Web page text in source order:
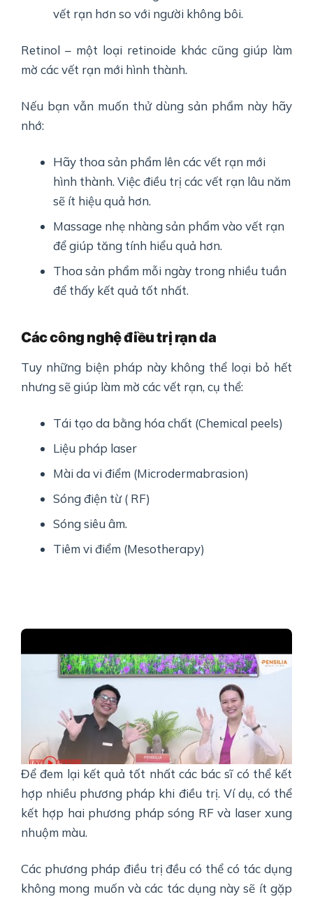
vết rạn hơn so với người không bôi.
Retinol – một loại retinoide khác cũng giúp làm
mờ các vết rạn mới hình thành.
Nếu bạn vẫn muốn thử dùng sản phẩm này hãy
nhớ:
Hãy thoa sản phẩm lên các vết rạn mới
hình thành. Việc điều trị các vết rạn lâu năm
sẽ ít hiệu quả hơn.
Massage nhẹ nhàng sản phẩm vào vết rạn
để giúp tăng tính hiểu quả hơn.
Thoa sản phẩm mỗi ngày trong nhiều tuần
để thấy kết quả tốt nhất.
Các công nghệ điều trị rạn da
Tuy những biện pháp này không thể loại bỏ hết
nhưng sẽ giúp làm mờ các vết rạn, cụ thể:
Tái tạo da bằng hóa chất (Chemical peels)
Liệu pháp laser
Mài da vi điểm (Microdermabrasion)
Sóng điện từ ( RF)
Sóng siêu âm.
Tiêm vi điểm (Mesotherapy)
Để đem lại kết quả tốt nhất các bác sĩ có thể kết
hợp nhiều phương pháp khi điều trị. Ví dụ, có thể
kết hợp hai phương pháp sóng RF và laser xung
nhuộm màu.
Các phương pháp điều trị đều có thể có tác dụng
không mong muốn và các tác dụng này sẽ ít gặp